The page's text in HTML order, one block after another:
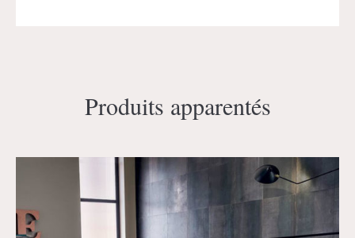
Produits apparentés